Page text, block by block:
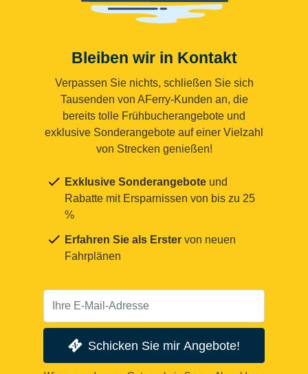
Bleiben wir in Kontakt
Verpassen Sie nichts, schließen Sie sich
Tausenden von AFerry-Kunden an, die
bereits tolle Frühbucherangebote und
exklusive Sonderangebote auf einer Vielzahl
von Strecken genießen!
Exklusive Sonderangebote und
Rabatte mit Ersparnissen von bis zu 25
%
Erfahren Sie als Erster von neuen
Fahrplänen
Schicken Sie mir Angebote!